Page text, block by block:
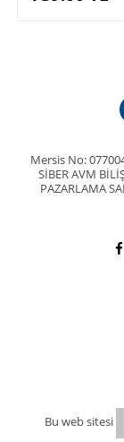
Mersis No:
SİBER AVM
PAZARLAMA
Bu web sitesi